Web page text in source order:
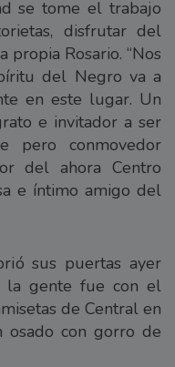
se tome el trabajo
disfrutar del
Rosario. “Nos
del Negro va a
en este lugar. Un
e invitador a ser
pero conmovedor
del ahora Centro
e íntimo amigo del
sus puertas ayer
la gente fue con el
de Central en
osado con gorro de